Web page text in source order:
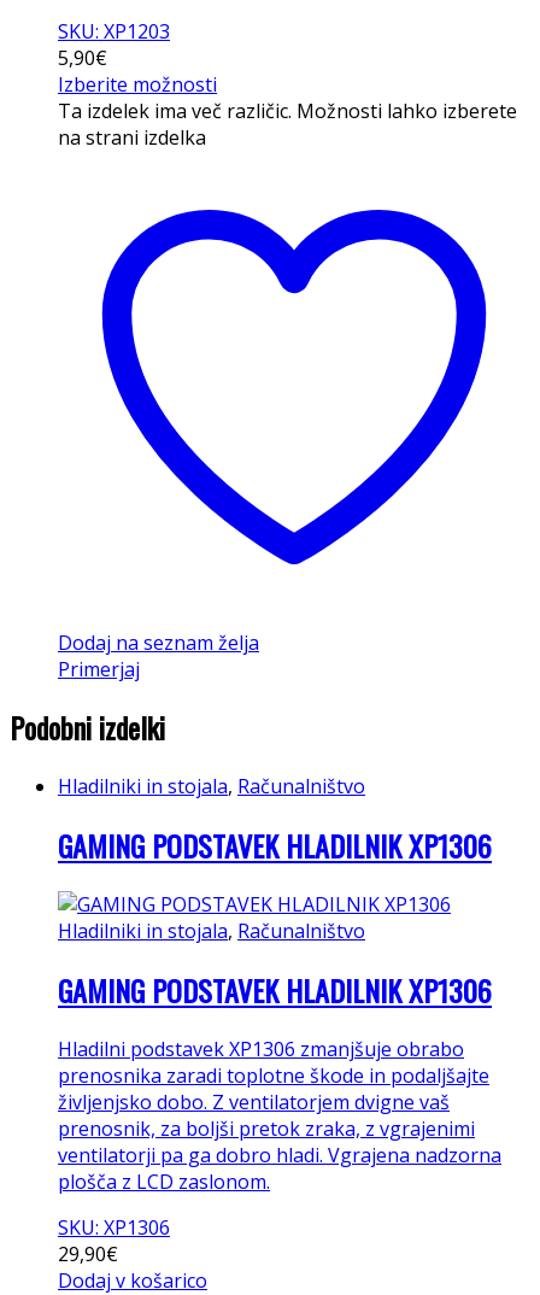
SKU: XP1203
5,90€
Izberite možnosti
Ta izdelek ima več različic. Možnosti lahko izberete
na strani izdelka
Dodaj na seznam želja
Primerjaj
Podobni izdelki
Hladilniki in stojala, Računalništvo
GAMING PODSTAVEK HLADILNIK XP1306
Hladilniki in stojala, Računalništvo
GAMING PODSTAVEK HLADILNIK XP1306
Hladilni podstavek XP1306 zmanjšuje obrabo
prenosnika zaradi toplotne škode in podaljšajte
življenjsko dobo. Z ventilatorjem dvigne vaš
prenosnik, za boljši pretok zraka, z vgrajenimi
ventilatorji pa ga dobro hladi. Vgrajena nadzorna
plošča z LCD zaslonom.
SKU: XP1306
29,90€
Dodaj v košarico